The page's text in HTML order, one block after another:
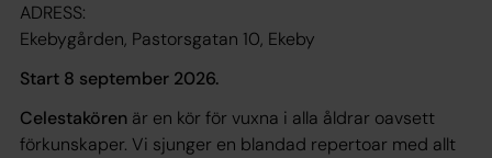
ADRESS:
Ekebygården, Pastorsgatan 10, Ekeby
Start 8 september 2026.
Celestakören är en kör för vuxna i alla åldrar oavsett
förkunskaper. Vi sjunger en blandad repertoar med allt